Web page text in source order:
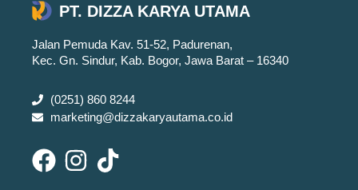
PT. DIZZA KARYA UTAMA
Jalan Pemuda Kav. 51-52, Padurenan,
Kec. Gn. Sindur, Kab. Bogor, Jawa Barat – 16340
(0251) 860 8244
marketing@dizzakaryautama.co.id